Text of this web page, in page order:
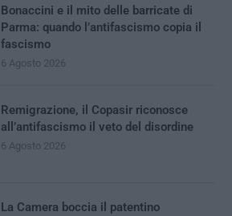
Bonaccini e il mito delle barricate di
Parma: quando l’antifascismo copia il
fascismo
6 Agosto 2026
Remigrazione, il Copasir riconosce
all’antifascismo il veto del disordine
6 Agosto 2026
La Camera boccia il patentino